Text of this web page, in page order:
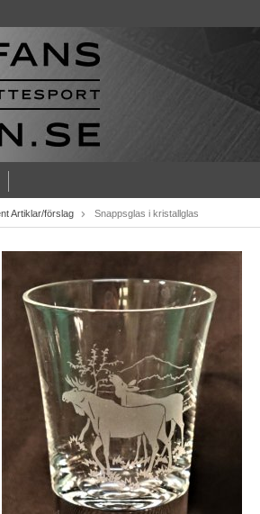
Artiklar/förslag Snappsglas i kristallglas